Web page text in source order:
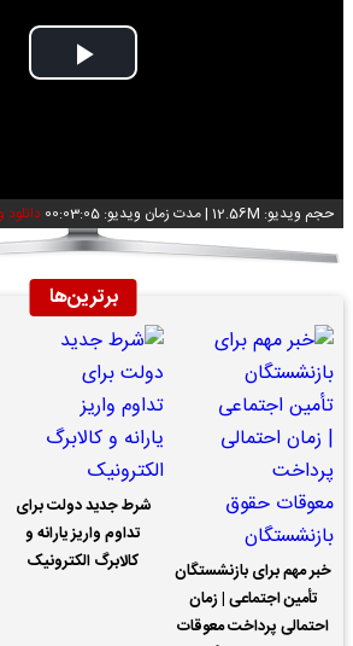
Play
حجم ویدیو: 12.56M |مدت زمان ویدیو: 00:03:05 دانلود
برترین‌ها
خبر مهم برای بازنشستگان
تأمین اجتماعی | زمان
احتمالی پرداخت معوقات
شرط جدید دولت برای
تداوم واریز یارانه و
کالابرگ الکترونیک